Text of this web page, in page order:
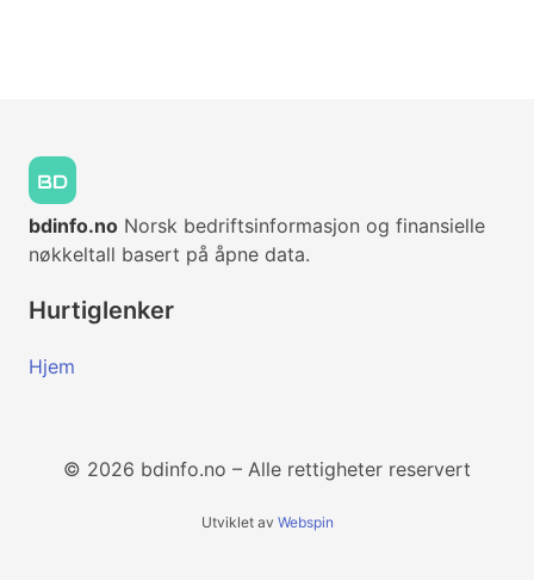
bdinfo.no Norsk bedriftsinformasjon og finansielle
nøkkeltall basert på åpne data.
Hurtiglenker
Hjem
© 2026 bdinfo.no – Alle rettigheter reservert
Utviklet av Webspin